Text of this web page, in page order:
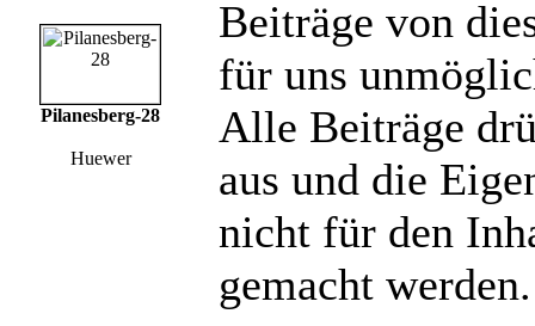
Pilanesberg-28
Huewer
Beiträge von
für uns
Alle Beiträge
aus und die
nicht für den
gemacht werden.